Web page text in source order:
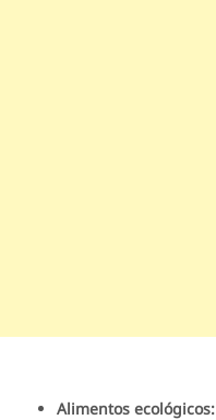
Alimentos ecológicos: